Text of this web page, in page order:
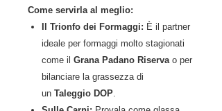
Come servirla al meglio:
Il Trionfo dei Formaggi: È il partner
ideale per formaggi molto stagionati
come il Grana Padano Riservao per
bilanciare la grassezza di
un Taleggio DOP.